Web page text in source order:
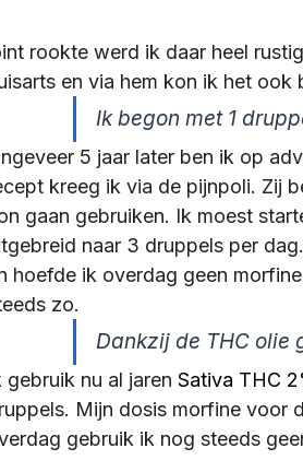
AfbouwZORG Zeg nou zelf...
oxycodon Informatie
Tramadol | Dossier
rookte werd ik daar heel
en via hem kon ik het ook
Ik begon met 1
5 jaar later ben ik op
kreeg ik via de pijnpoli. Zij
gaan gebruiken. Ik moest
naar 3 druppels per
hoefde ik overdag geen
zo.
Dankzij de THC olie
gebruik nu al jaren Sativa THC
Mijn dosis morfine voor
gebruik ik nog steeds